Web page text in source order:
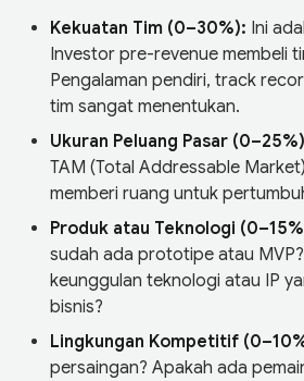
Kekuatan Tim (0–30%): Ini
Investor pre-revenue membeli
Pengalaman pendiri, track
tim sangat menentukan.
Ukuran Peluang Pasar
TAM (Total Addressable
memberi ruang untuk
Produk atau Teknologi
sudah ada prototipe atau
keunggulan teknologi atau IP
bisnis?
Lingkungan Kompetitif
persaingan? Apakah ada